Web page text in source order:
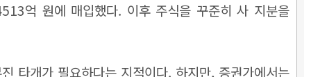
억 원에 매입했다. 이후 주식을 꾸준히 사 지분을
타개가 필요하다는 지적이다. 하지만, 증권가에서는